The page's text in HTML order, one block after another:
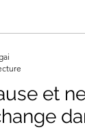
et